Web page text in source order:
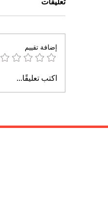
إضافة تقييم
اكتب تعليقًا...